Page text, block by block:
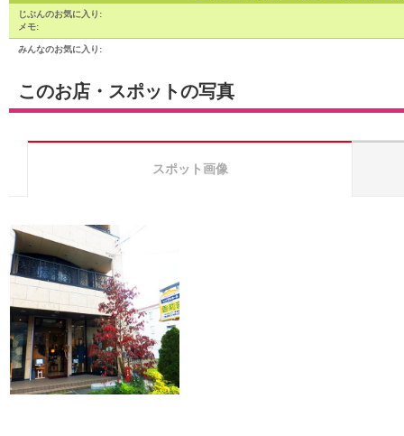
じぶんのお気に入り:
メモ:
みんなのお気に入り:
このお店・スポットの写真
スポット画像